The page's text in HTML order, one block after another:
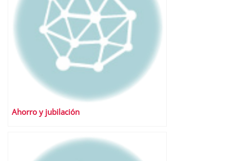
Ahorro y jubilación